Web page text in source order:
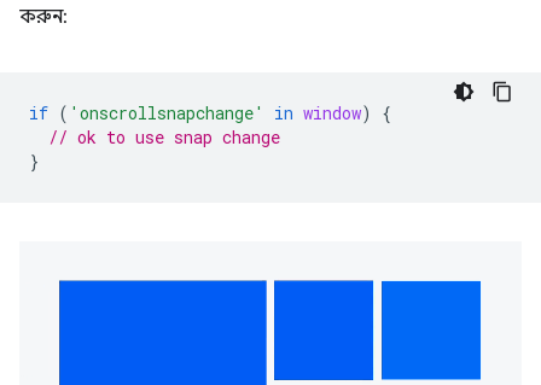
করুন:
if ( 'onscrollsnapchange' in window)
{
// ok to use snap change
}